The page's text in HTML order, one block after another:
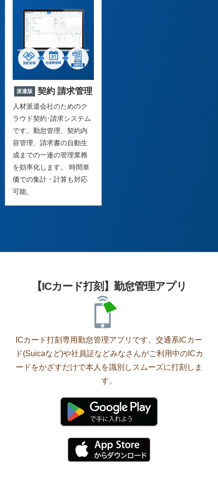
派遣版 契約 請求管理
人材派遣会社のためのク
ラウド契約･請求システム
です。勤怠管理、契約内
容管理、請求書の自動生
成までの一連の管理業務
を効率化します。 時間単
価での集計・計算も対応
可能。
【ICカード打刻】勤怠管理アプリ
ICカード打刻専用勤怠管理アプリです。交通系ICカー
ド(Suicaなど)や社員証などみなさんがご利用中のICカ
ードをかざすだけで本人を識別しスムーズに打刻しま
す。